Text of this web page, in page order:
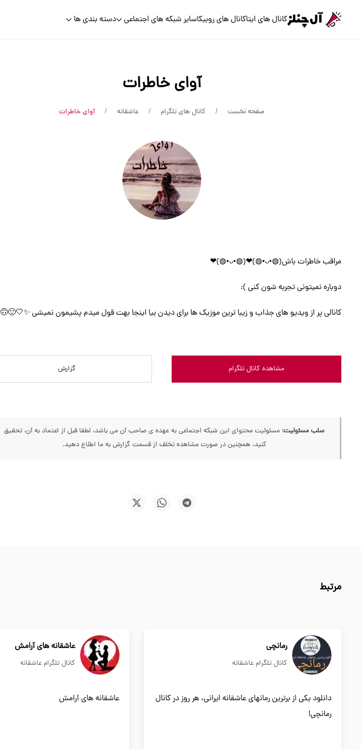
کانال های ایتاکانال های روبیکاسایر شبکه های اجتماعی دسته بندی ها
آوای خاطرات
صفحه نخست کانال های تلگرام عاشقانه آوای خاطرات
مراقب خاطرات باش(◍•ᴗ•◍)❤(◍•ᴗ•◍)❤
دوباره نمیتونی تجربه شون کنی ):
کانالی پر از ویدیو های جذاب و زیبا ترین موزیک ها برای دیدن بیا اینجا بهت قول میدم پشیمون نمیشی ✨🤍🙂🙃
مشاهده کانال تلگرام گزارش
سلب مسئولیت: مسئولیت محتوای این شبکه اجتماعی به عهده ی صاحب آن می باشد، لطفا قبل از اعتماد به آن، تحقیق
کنید، همچنین در صورت مشاهده تخلف از قسمت گزارش به ما اطلاع دهید.
مرتبط
رمانچی
کانال تلگرام عاشقانه
دانلود یکی از برترین رمانهای عاشقانه ایرانی، هر روز در کانال
رمانچی!
عاشقانه های آرامش
کانال تلگرام عاشقانه
عاشقانه های آرامش